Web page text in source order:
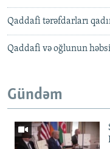
Qaddafi tərəfdarları
Qaddafi və oğlunun
Gündəm